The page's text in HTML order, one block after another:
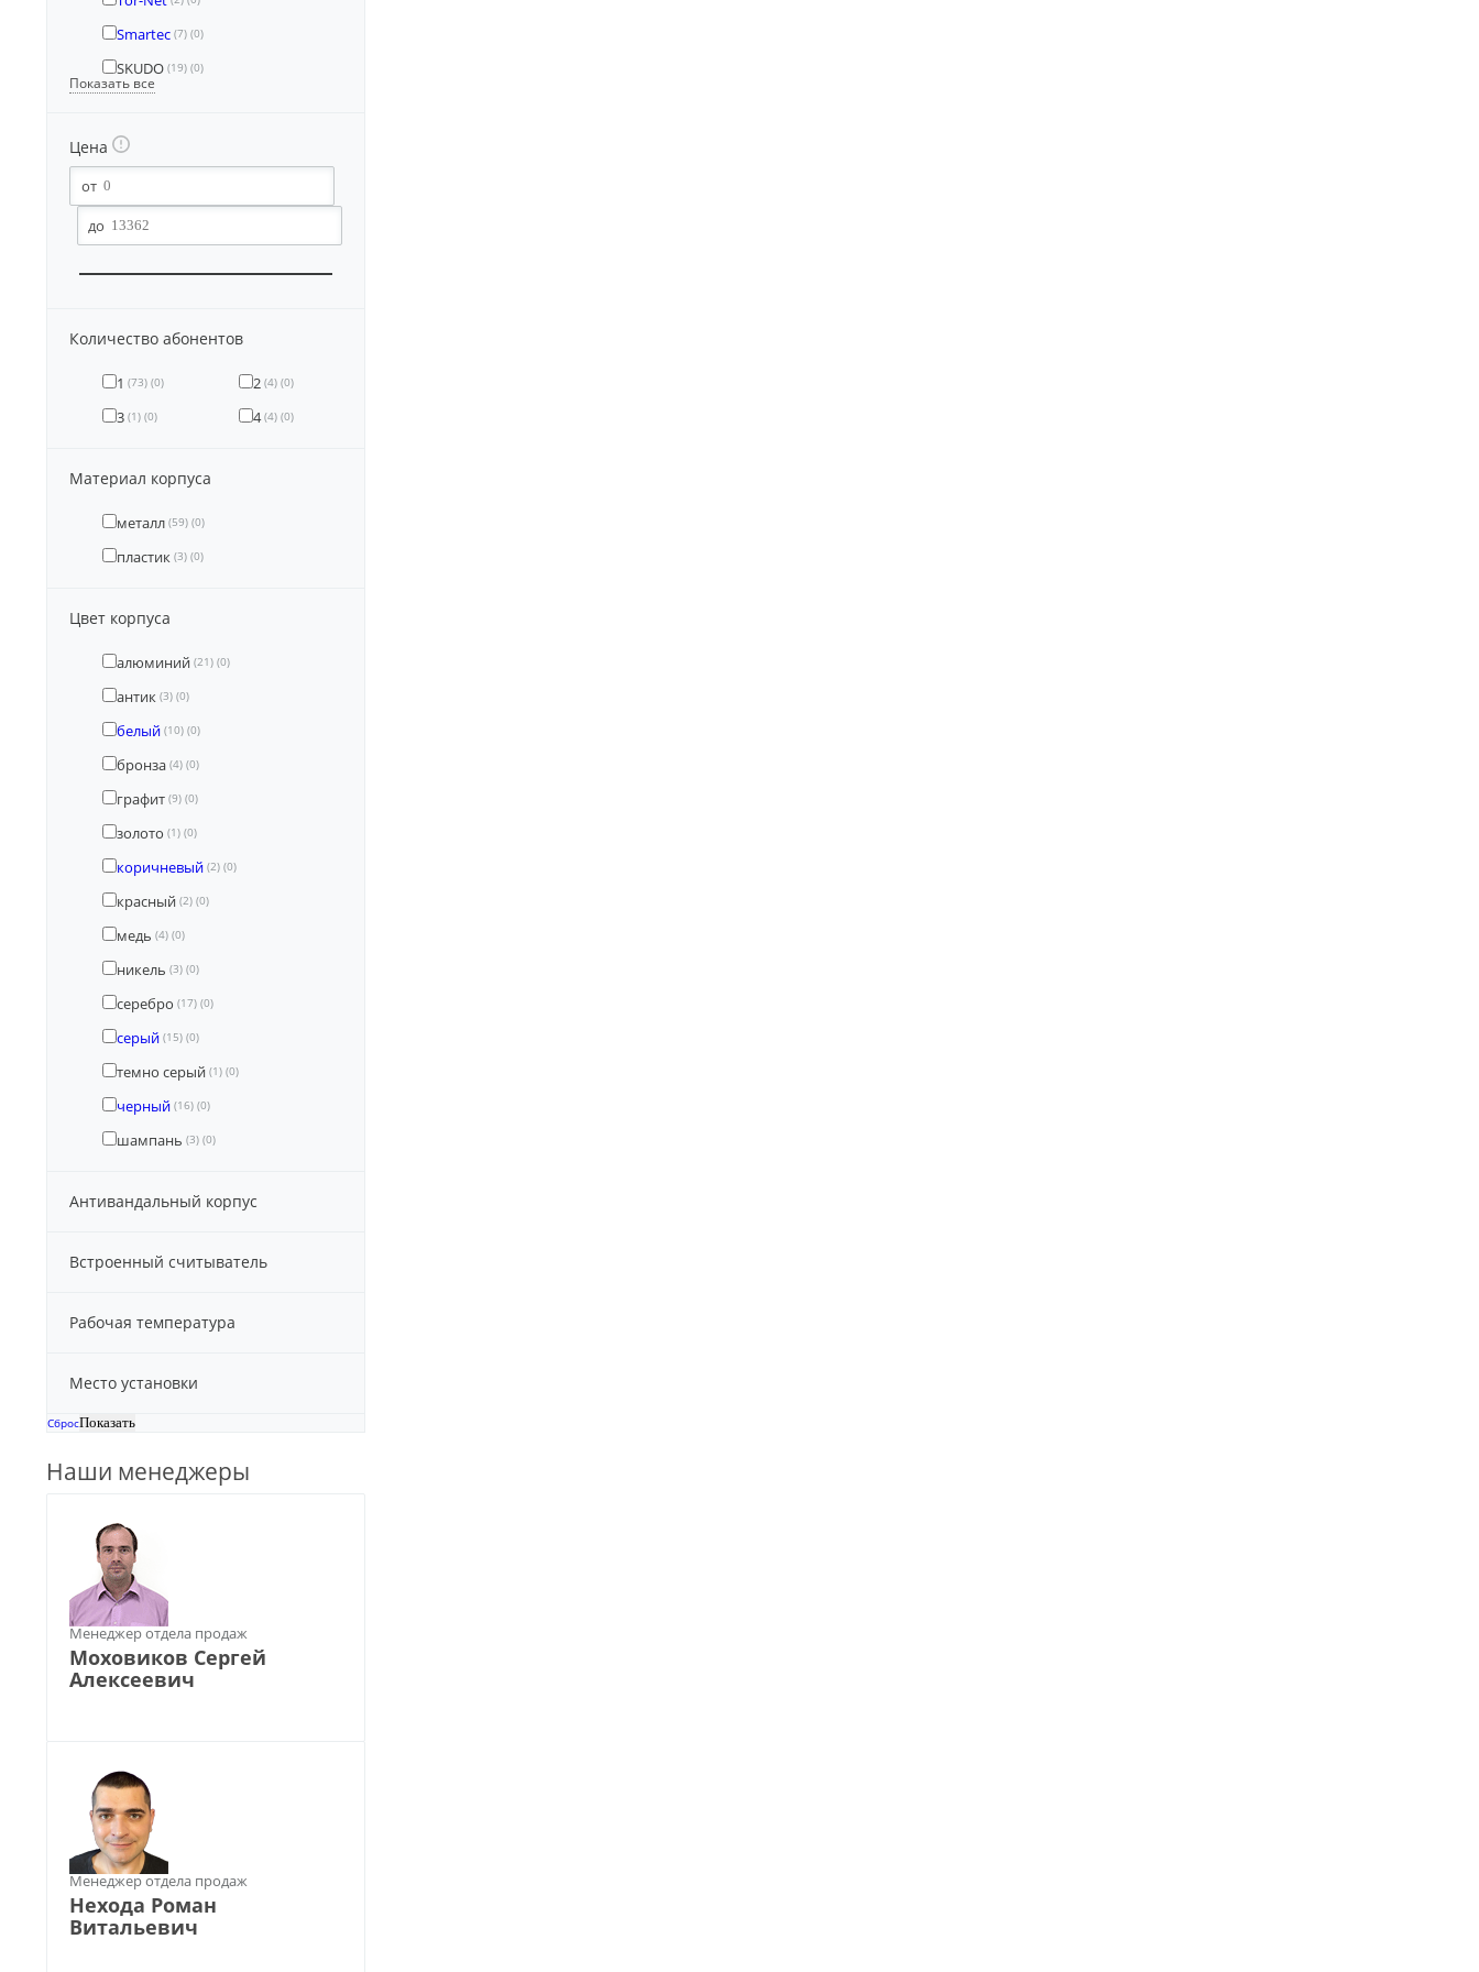
Smartec (7) (0)
SKUDO (19) (0)
Показать все
Цена
Количество абонентов
1 (73) (0) 2 (4) (0)
3 (1) (0) 4(4) (0)
Материал корпуса
металл (59) (0)
пластик (3) (0)
Цвет корпуса
алюминий (21) (0)
антик (3) (0)
белый (10) (0)
бронза (4) (0)
графит (9) (0)
золото (1) (0)
коричневый (2) (0)
красный (2) (0)
медь (4) (0)
никель (3) (0)
серебро (17) (0)
серый (15) (0)
темно серый (1) (0)
черный (16) (0)
шампань (3) (0)
Антивандальный корпус
Встроенный считыватель
Рабочая температура
Место установки
Сброс
Наши менеджеры
Менеджер отдела продаж
Моховиков Сергей
Алексеевич
Менеджер отдела продаж
Нехода Роман
Витальевич